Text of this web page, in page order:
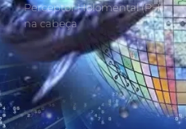
Perceptor Holomental (PH)
na cabeça